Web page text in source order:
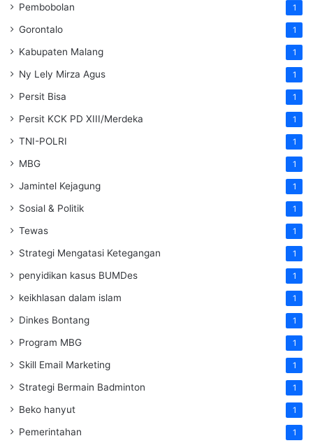
Pembobolan 1
Gorontalo 1
Kabupaten Malang 1
Ny Lely Mirza Agus 1
Persit Bisa 1
Persit KCK PD XIII/Merdeka 1
TNI-POLRI 1
MBG 1
Jamintel Kejagung 1
Sosial & Politik 1
Tewas 1
Strategi Mengatasi Ketegangan 1
penyidikan kasus BUMDes 1
keikhlasan dalam islam 1
Dinkes Bontang 1
Program MBG 1
Skill Email Marketing 1
Strategi Bermain Badminton 1
Beko hanyut 1
Pemerintahan 1